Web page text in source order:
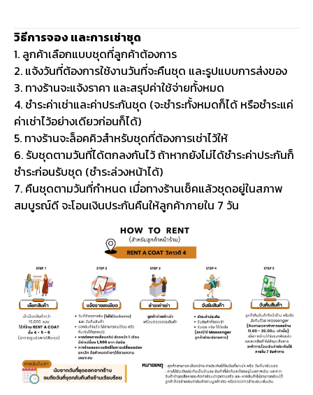
วิธีการจอง และการเช่าชุด
1. ลูกค้าเลือกแบบชุดที่ลูกค้าต้องการ
2. แจ้งวันที่ต้องการใช้งานวันที่จะคืนชุด และรูปแบบการส่งของ
3. ทางร้านจะแจ้งราคา และสรุปค่าใช้จ่ายทั้งหมด
4. ชำระค่าเช่าและค่าประกันชุด (จะชำระทั้งหมดก็ได้ หรือชำระแค่
ค่าเช่าไว้อย่างเดียวก่อนก็ได้)
5. ทางร้านจะล็อคคิวสำหรับชุดที่ต้องการเช่าไว้ให้
6. รับชุดตามวันที่ได้ตกลงกันไว้ ถ้าหากยังไม่ได้ชำระค่าประกันก็
ชำระก่อนรับชุด (ชำระล่วงหน้าได้)
7. คืนชุดตามวันที่กำหนด เมื่อทางร้านเช็คแล้วชุดอยู่ในสภาพ
สมบูรณ์ดี จะโอนเงินประกันคืนให้ลูกค้าภายใน 7 วัน